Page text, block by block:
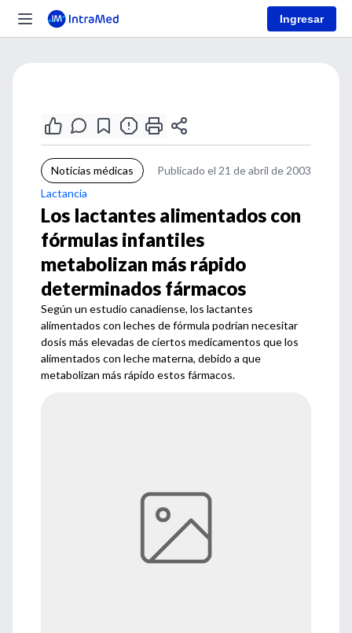
Ingresar
Noticias médicas
Publicado el 21 de abril de 2003
Lactancia
Los lactantes alimentados con
fórmulas infantiles
metabolizan más rápido
determinados fármacos
Según un estudio canadiense, los lactantes
alimentados con leches de fórmula podrían necesitar
dosis más elevadas de ciertos medicamentos que los
alimentados con leche materna, debido a que
metabolizan más rápido estos fármacos.